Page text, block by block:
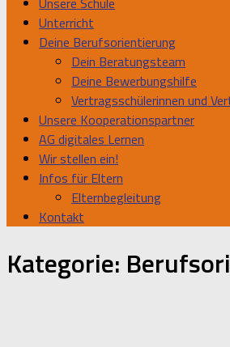
Unterricht
Deine Berufsorientierung
Dein Beratungsteam
Deine Bewerbungshilfe
Vertragsschülerinnen und
Unsere Kooperationspartner
AG digitales Lernen
Wir stellen ein!
Infos für Eltern
Elternbegleitung
Kontakt
Kategorie: